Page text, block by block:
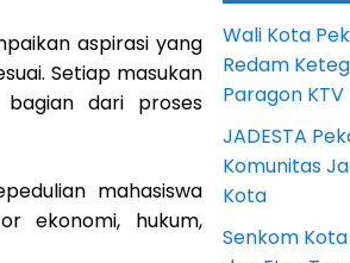
aspirasi yang
Setiap masukan
dari proses
mahasiswa
ekonomi, hukum,
Wali Kota
Redam
Paragon KTV
JADESTA
Komunitas
Kota
Senkom